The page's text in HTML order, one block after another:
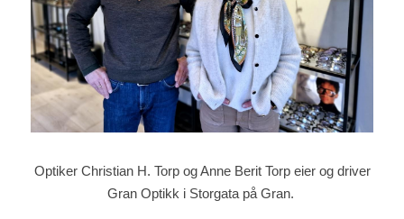
Gran Optikk i Storgata på Gran.